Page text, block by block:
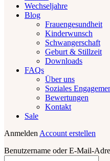
Wechseljahre
Blog
Frauengesundheit
Kinderwunsch
Schwangerschaft
Geburt & Stillzeit
Downloads
FAQs
Über uns
Soziales
Bewertungen
Kontakt
Sale
Anmelden Account erstellen
Benutzername oder E-Mail-